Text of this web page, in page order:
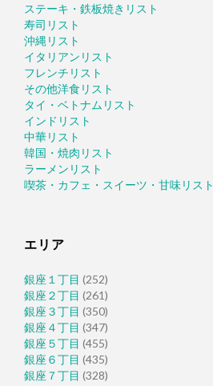
ステーキ・鉄板焼きリスト
寿司リスト
沖縄リスト
イタリアンリスト
フレンチリスト
その他洋食リスト
タイ・ベトナムリスト
インドリスト
中華リスト
韓国・焼肉リスト
ラーメンリスト
喫茶・カフェ・スイーツ・甘味リスト
エリア
銀座１丁目 (252)
銀座２丁目 (261)
銀座３丁目 (350)
銀座４丁目 (347)
銀座５丁目 (455)
銀座６丁目 (435)
銀座７丁目 (328)